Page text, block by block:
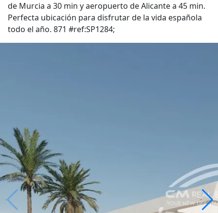
de Murcia a 30 min y aeropuerto de Alicante a 45 min.
Perfecta ubicación para disfrutar de la vida española
todo el año. 871 #ref:SP1284;